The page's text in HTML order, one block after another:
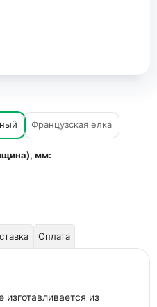
Французская елка
мм:
Оплата
из